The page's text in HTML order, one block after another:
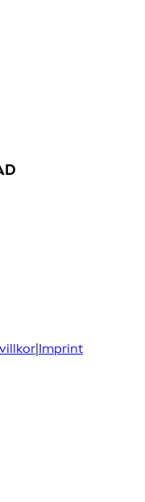
|Imprint